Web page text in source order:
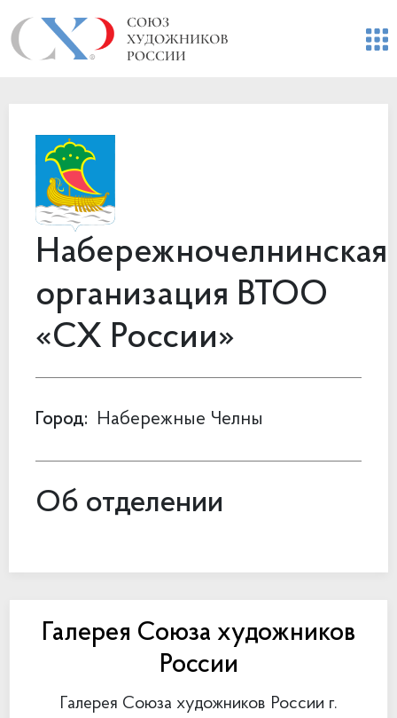
Набережночелнинская
организация ВТОО
«СХ России»
Город: Набережные Челны
Об отделении
Галерея Союза художников
России
Галерея Союза художников России г.